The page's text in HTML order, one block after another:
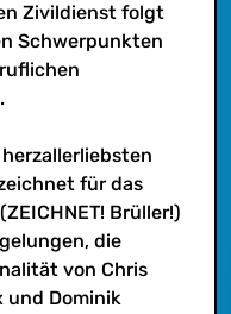
Zivildienst folgt
Schwerpunkten
für das
Brüller!)
die
von Chris
und Dominik